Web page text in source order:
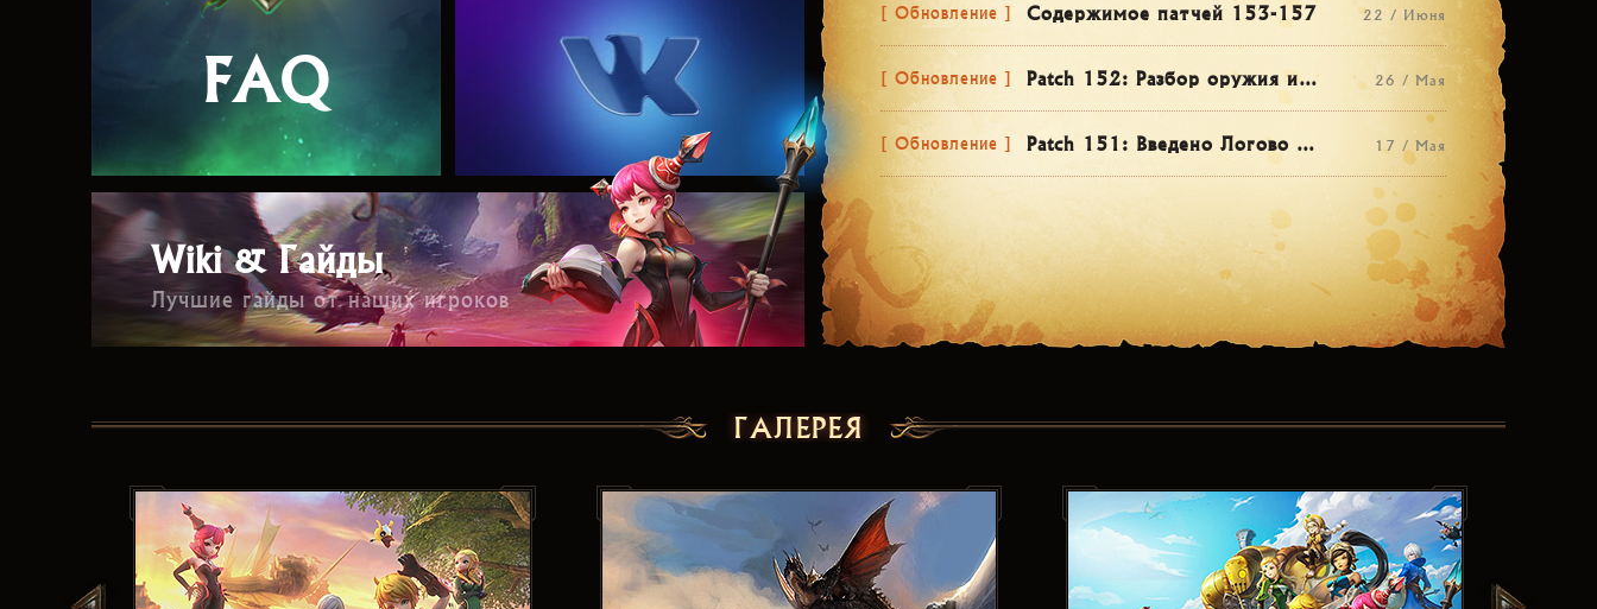
FAQ
Wiki & Гайды
Лучшие гайды от наших игроков
[ Обновление ] Содержимое патчей 153-157 22 / Июня
[ Обновление ] Patch 152: Разбор оружия и новые возможности склада 26 / Мая
[ Обновление ] Patch 151: Введено Логово Морского дракона и улучшения 17 / Мая
ГАЛЕРЕЯ